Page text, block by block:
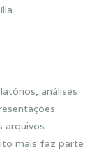
análises
arquivos
mais faz parte